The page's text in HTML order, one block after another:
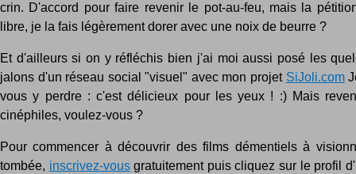
crin. D'accord pour faire revenir le pot-au-feu, mais la
libre, je la fais légèrement dorer avec une noix de beurre ?
Et d'ailleurs si on y réfléchis bien j'ai moi aussi posé les
jalons d'un réseau social "visuel" avec mon projet SiJoli.com
vous y perdre : c'est délicieux pour les yeux ! :) Mais
cinéphiles, voulez-vous ?
Pour commencer à découvrir des films démentiels à
tombée, inscrivez-vousgratuitement puis cliquez sur le profil